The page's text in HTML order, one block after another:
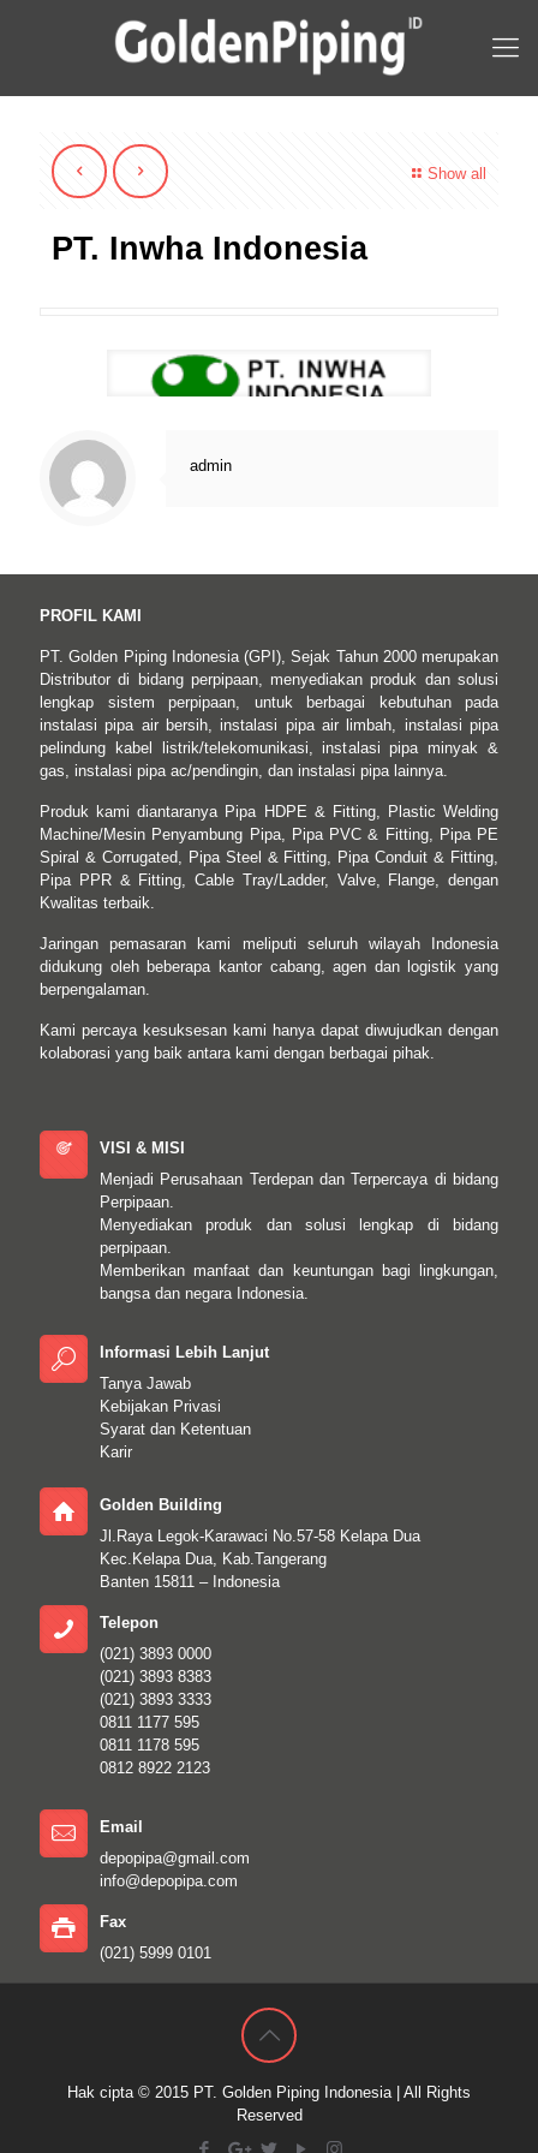
Show all
PT. Inwha Indonesia
admin
PROFIL KAMI
PT. Golden Piping Indonesia (GPI), Sejak Tahun 2000 merupakan
Distributor di bidang perpipaan, menyediakan produk dan solusi
lengkap sistem perpipaan, untuk berbagai kebutuhan pada
instalasi pipa air bersih, instalasi pipa air limbah, instalasi pipa
pelindung kabel listrik/telekomunikasi, instalasi pipa minyak &
gas, instalasi pipa ac/pendingin, dan instalasi pipa lainnya.
Produk kami diantaranya Pipa HDPE & Fitting, Plastic Welding
Machine/Mesin Penyambung Pipa, Pipa PVC & Fitting, Pipa PE
Spiral & Corrugated, Pipa Steel & Fitting, Pipa Conduit & Fitting,
Pipa PPR & Fitting, Cable Tray/Ladder, Valve, Flange, dengan
Kwalitas terbaik.
Jaringan pemasaran kami meliputi seluruh wilayah Indonesia
didukung oleh beberapa kantor cabang, agen dan logistik yang
berpengalaman.
Kami percaya kesuksesan kami hanya dapat diwujudkan dengan
kolaborasi yang baik antara kami dengan berbagai pihak.
VISI & MISI
Menjadi Perusahaan Terdepan dan Terpercaya di bidang
Perpipaan.
Menyediakan produk dan solusi lengkap di bidang
perpipaan.
Memberikan manfaat dan keuntungan bagi lingkungan,
bangsa dan negara Indonesia.
Informasi Lebih Lanjut
Tanya Jawab
Kebijakan Privasi
Syarat dan Ketentuan
Karir
Golden Building
Jl.Raya Legok-Karawaci No.57-58 Kelapa Dua
Kec.Kelapa Dua, Kab.Tangerang
Banten 15811 – Indonesia
Telepon
(021) 3893 0000
(021) 3893 8383
(021) 3893 3333
0811 1177 595
0811 1178 595
0812 8922 2123
Email
depopipa@gmail.com
info@depopipa.com
Fax
(021) 5999 0101
Hak cipta © 2015 PT. Golden Piping Indonesia| All Rights
Reserved